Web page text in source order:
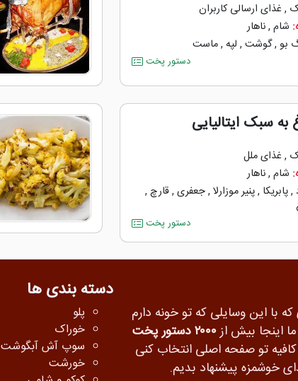
, غذای ارسالی کاربران
شام,ناهار
بو,گوشت, لپه,ماست
دستور پخت
سبک ایتالیایی
, غذای ملل
شام,ناهار
,پابریکا ,پنیر موزارلا,جعفری,قارچ,
دستور پخت
با این وسایلی که تو خونه دارم
اینجا بیش از۲۰۰۰ دستور پخت
تو صفحه اصلی انتخاب کنی
خوشمزه پیشنهاد بدیم.
دسته بندی ها
پلو
خوراک
سوپ آش آبگوشت
خورشت